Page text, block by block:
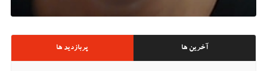
پربازدید ها آخرین ها